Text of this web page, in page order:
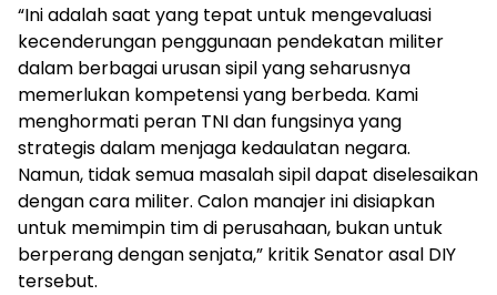
“Ini adalah saat yang tepat untuk mengevaluasi
kecenderungan penggunaan pendekatan militer
dalam berbagai urusan sipil yang seharusnya
memerlukan kompetensi yang berbeda. Kami
menghormati peran TNI dan fungsinya yang
strategis dalam menjaga kedaulatan negara.
Namun, tidak semua masalah sipil dapat diselesaikan
dengan cara militer. Calon manajer ini disiapkan
untuk memimpin tim di perusahaan, bukan untuk
berperang dengan senjata,” kritik Senator asal DIY
tersebut.